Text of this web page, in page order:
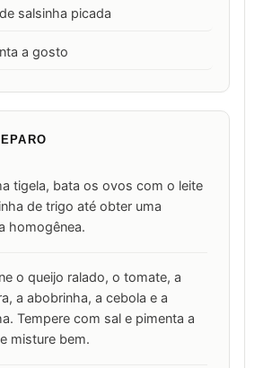
salsinha picada
a gosto
tigela, bata os ovos com o leite
de trigo até obter uma
homogênea.
o queijo ralado, o tomate, a
a abobrinha, a cebola e a
Tempere com sal e pimenta a
misture bem.